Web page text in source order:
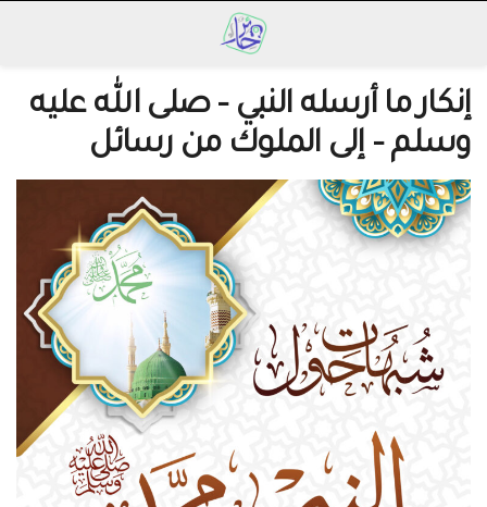
إنكار ما أرسله النبي – صلى الله عليه
وسلم – إلى الملوك من رسائل